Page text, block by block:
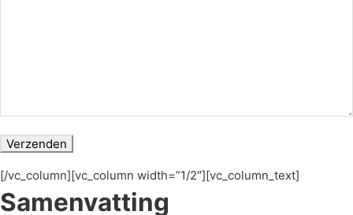
[/vc_column][vc_column width=”1/2″][vc_column_text]
Samenvatting